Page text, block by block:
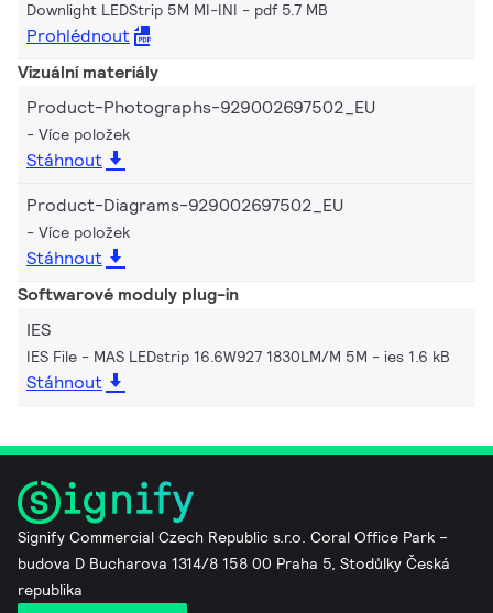
Downlight LEDStrip 5M MI-INI pdf 5.7 MB
Prohlédnout
Vizuální materiály
Product-Photographs-929002697502_EU
Více položek
Stáhnout
Product-Diagrams-929002697502_EU
Více položek
Stáhnout
Softwarové moduly plug-in
IES
IES File - MAS LEDstrip 16.6W927 1830LM/M 5M ies 1.6 kB
Stáhnout
Signify Commercial Czech Republic s.r.o. Coral Office Park –
budova D Bucharova 1314/8 158 00 Praha 5, Stodůlky Česká
republika